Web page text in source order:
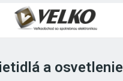
a osvetlenie